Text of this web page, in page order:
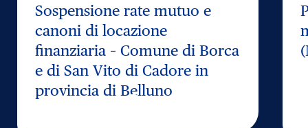
Sospensione rate mutuo e
canoni di locazione
finanziaria – Comune di Borca
e di San Vito di Cadore in
provincia di Belluno